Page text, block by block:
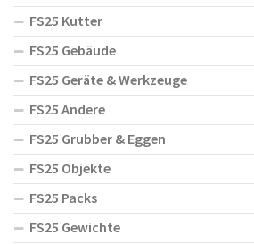
FS25 Kutter
FS25 Gebäude
FS25 Geräte & Werkzeuge
FS25 Andere
FS25 Grubber & Eggen
FS25 Objekte
FS25 Packs
FS25 Gewichte